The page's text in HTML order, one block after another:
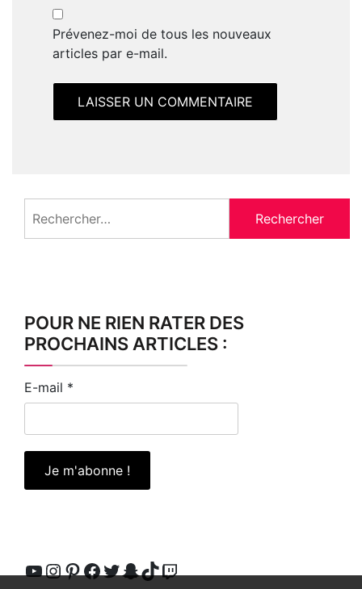
Prévenez-moi de tous les nouveaux
articles par e-mail.
POUR NE RIEN RATER DES
PROCHAINS ARTICLES :
E-mail *
YouTube
Instagram
Pinterest
Facebook
Twitter
Snapchat
TikTok
Twitch